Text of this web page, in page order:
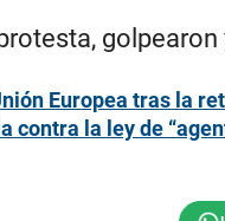
Europea tras la
contra la ley de